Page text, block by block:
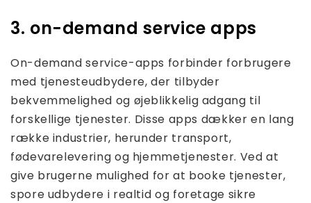
3. on-demand service apps
On-demand service-apps forbinder forbrugere
med tjenesteudbydere, der tilbyder
bekvemmelighed og øjeblikkelig adgang til
forskellige tjenester. Disse apps dækker en lang
række industrier, herunder transport,
fødevarelevering og hjemmetjenester. Ved at
give brugerne mulighed for at booke tjenester,
spore udbydere i realtid og foretage sikre